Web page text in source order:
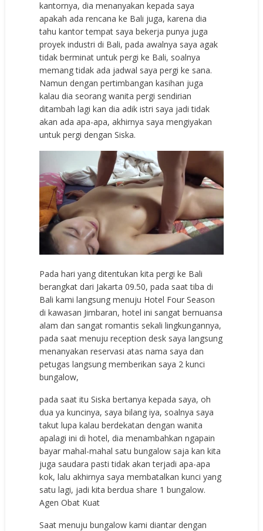
kantornya, dia menanyakan kepada saya
apakah ada rencana ke Bali juga, karena dia
tahu kantor tempat saya bekerja punya juga
proyek industri di Bali, pada awalnya saya agak
tidak berminat untuk pergi ke Bali, soalnya
memang tidak ada jadwal saya pergi ke sana.
Namun dengan pertimbangan kasihan juga
kalau dia seorang wanita pergi sendirian
ditambah lagi kan dia adik istri saya jadi tidak
akan ada apa-apa, akhirnya saya mengiyakan
untuk pergi dengan Siska.
Pada hari yang ditentukan kita pergi ke Bali
berangkat dari Jakarta 09.50, pada saat tiba di
Bali kami langsung menuju Hotel Four Season
di kawasan Jimbaran, hotel ini sangat bernuansa
alam dan sangat romantis sekali lingkungannya,
pada saat menuju reception desk saya langsung
menanyakan reservasi atas nama saya dan
petugas langsung memberikan saya 2 kunci
bungalow,
pada saat itu Siska bertanya kepada saya, oh
dua ya kuncinya, saya bilang iya, soalnya saya
takut lupa kalau berdekatan dengan wanita
apalagi ini di hotel, dia menambahkan ngapain
bayar mahal-mahal satu bungalow saja kan kita
juga saudara pasti tidak akan terjadi apa-apa
kok, lalu akhirnya saya membatalkan kunci yang
satu lagi, jadi kita berdua share 1 bungalow.
Agen Obat Kuat
Saat menuju bungalow kami diantar dengan